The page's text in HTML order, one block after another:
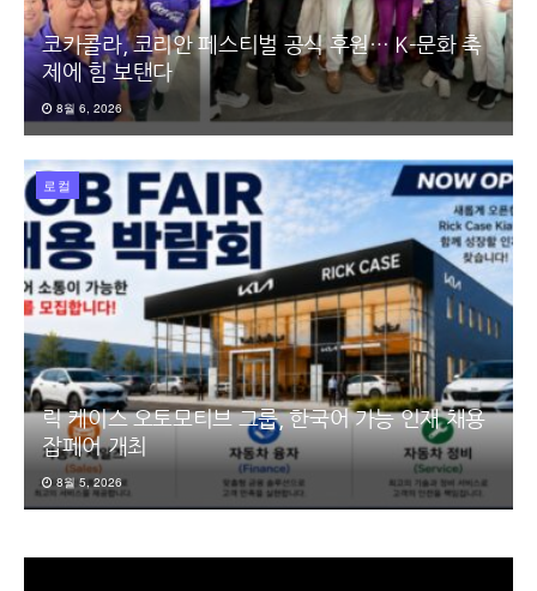
코카콜라, 코리안 페스티벌 공식 후원… K-문화 축
제에 힘 보탠다
8월 6, 2026
로컬
릭 케이스 오토모티브 그룹, 한국어 가능 인재 채용
잡페어 개최
8월 5, 2026